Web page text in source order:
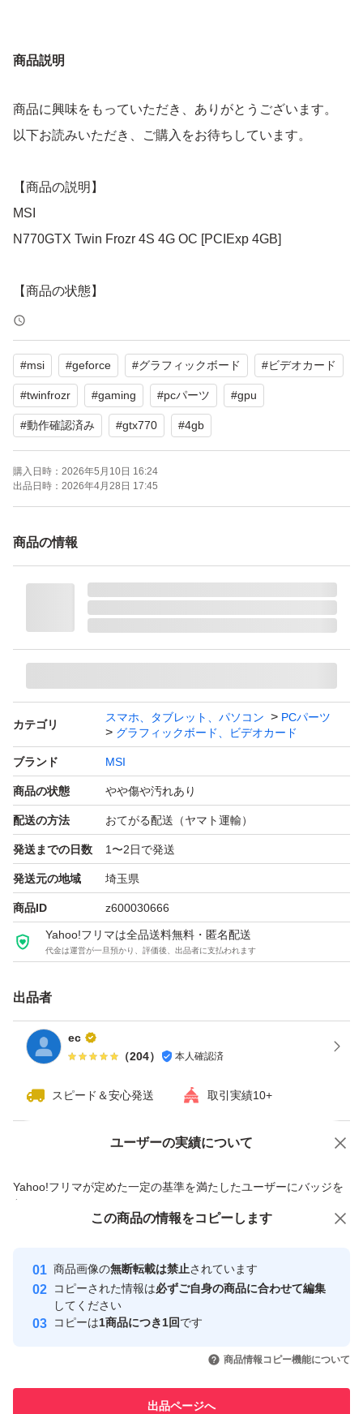
商品説明
商品に興味をもっていただき、ありがとうございます。
以下お読みいただき、ご購入をお待ちしています。
【商品の説明】
MSI
N770GTX Twin Frozr 4S 4G OC [PCIExp 4GB]
【商品の状態】
・使用状況 :HDMIポートにて映像、音声、ドライバ確認
致しました。短時間起動ですが乱れ等はありませんでし
た。
・状態は写真にてご確認願います。
・FFベンチ高品質で完走致しました。ベンチ中特に乱れ
・簡易清掃になります。ファンや内部に汚れ等ある事がご
・到着後24時間以内の受取確認をお願い致します。
【その他】
不明点はご質問ください。
#msi #geforce #グラフィックボード #ビデオカード
#twinfrozr #gaming #pcパーツ #gpu
#動作確認済み #gtx770 #4gb
購入日時： 2026年5月10日 16:24
出品日時： 2026年4月28日 17:45
商品の情報
カテゴリ
スマホ、タブレット、パソコン
PCパーツ
グラフィックボード、ビデオカード
ブランド MSI
商品の状態 やや傷や汚れあり
配送の方法 おてがる配送（ヤマト運輸）
発送までの日数 1〜2日で発送
発送元の地域 埼玉県
商品ID z600030666
Yahoo!フリマは全品送料無料・匿名配送
代金は運営が一旦預かり、評価後、出品者に支払われます
出品者
ec
（204） 本人確認済
スピード＆安心発送 取引実績10+
ユーザーの実績について
Yahoo!フリマが定めた一定の基準を満たしたユーザーにバッジを
付与しています
安心取引出品者
心・安全なユーザーです
取引実績
引を完了させた実績があります
での取引実績があります
価格の相談 商品への質問
この商品の情報をコピーします
商品画像の無断転載は禁止されています
コピーされた情報は必ずご自身の商品に合わせて編集
してください
コピーは1商品につき1回です
商品情報コピー機能について
出品ページへ
この商品をみている人にオススメ